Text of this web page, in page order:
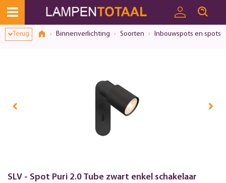
Terug Binnenverlichting Soorten Inbouwspots en spots
SLV - Spot Puri 2.0 Tube zwart enkel schakelaar